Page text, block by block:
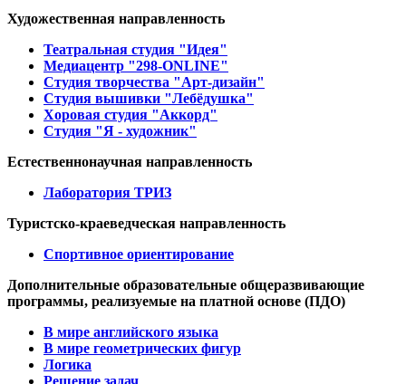
Художественная направленность
Театральная студия "Идея"
Медиацентр "298-ONLINE"
Студия творчества "Арт-дизайн"
Студия вышивки "Лебёдушка"
Хоровая студия "Аккорд"
Студия "Я - художник"
Естественнонаучная направленность
Лаборатория ТРИЗ
Туристско-краеведческая направленность
Спортивное ориентирование
Дополнительные образовательные общеразвивающие
программы, реализуемые на платной основе (ПДО)
В мире английского языка
В мире геометрических фигур
Логика
Решение задач